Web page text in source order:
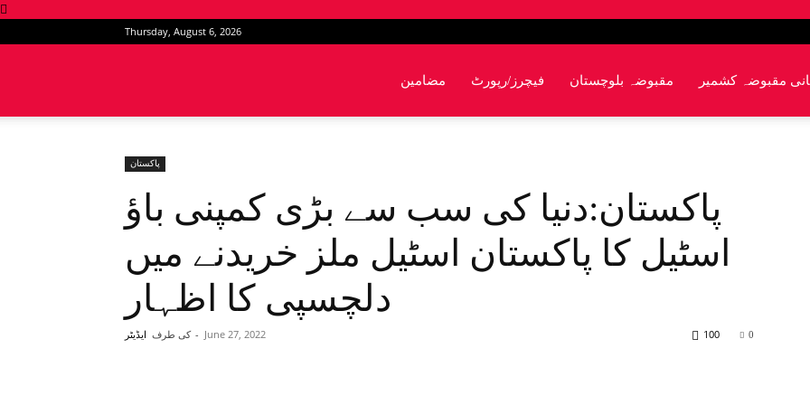
Thursday, August 6, 2026
مضامین فیچرز/رپورٹ مقبوضہ بلوچستان مقبوضہ کشمیر
پاکستان
پاکستان:دنیا کی سب سے بڑی کمپنی باؤ
اسٹیل کا پاکستان اسٹیل ملز خریدنے میں
دلچسپی کا اظہار
کی طرف ایڈیٹر - June 27, 2022 0
100